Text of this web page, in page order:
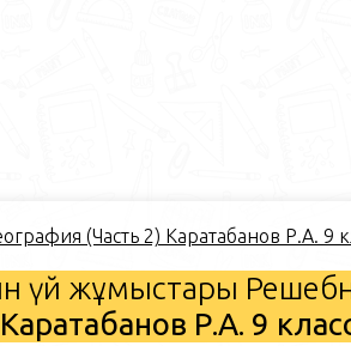
(Часть 2) Каратабанов Р.А. 9
үй жұмыстары
Р.А. 9